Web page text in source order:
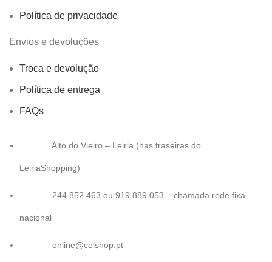
Política de privacidade
Envios e devoluções
Troca e devolução
Política de entrega
FAQs
Alto do Vieiro – Leiria (nas traseiras do
LeiriaShopping)
244 852 463 ou 919 889 053 – chamada rede fixa
nacional
online@colshop.pt